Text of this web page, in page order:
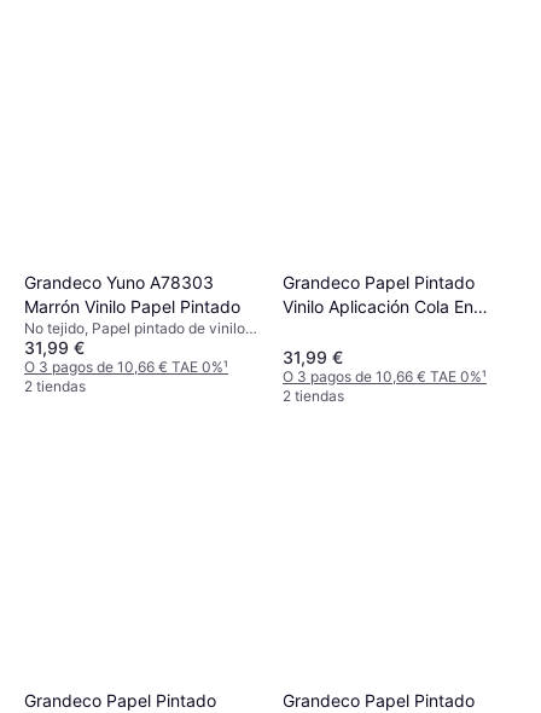
Grandeco Yuno A78303
Marrón Vinilo Papel Pintado
No tejido, Papel pintado de vinilo,
Unicolor
31,99 €
O 3 pagos de 10,66 € TAE 0%¹
2 tiendas
Grandeco Papel Pintado
Vinilo Aplicación Cola En
31,99 €
O 3 pagos de 10,66 € TAE 0%¹
2 tiendas
Grandeco Papel Pintado
Grandeco Papel Pintado